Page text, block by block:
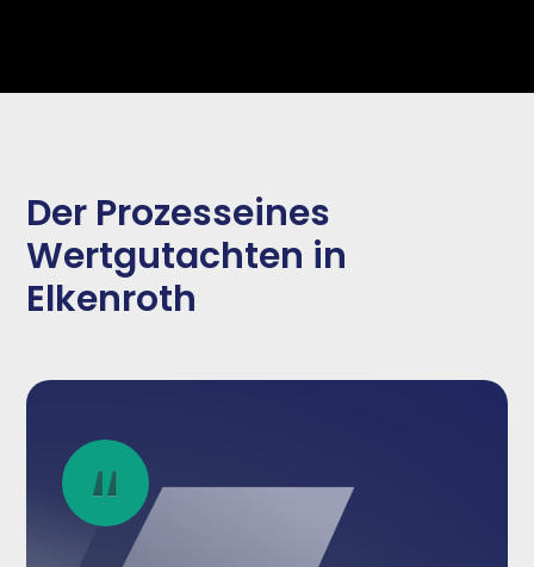
Der Prozesseines
Wertgutachten in
Elkenroth